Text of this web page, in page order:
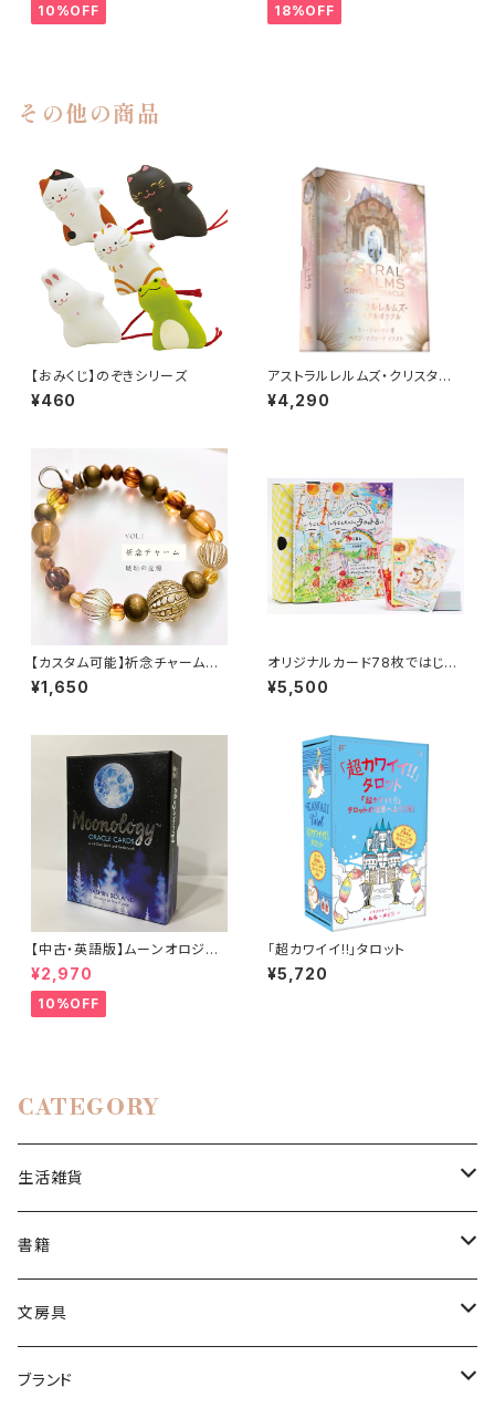
10%OFF 18%OFF
その他の商品
【おみくじ】のぞきシリーズ
¥460
アストラルレルムズ・クリスタル
オラクル
¥4,290
【カスタム可能】祈念チャームブ
レスレットー魂の記憶ー
¥1,650
オリジナルカード78枚ではじめ
る いちばんたのしい、タロット
占い
¥5,500
【中古・英語版】ムーンオロジー
オラクルカード / Moonology
Oracle Cards
¥2,970
10%OFF
「超カワイイ!!」タロット
¥5,720
CATEGORY
生活雑貨
おみくじ
インテリア
書籍
タロットカード
同人誌
文房具
ポストカード
ブランド